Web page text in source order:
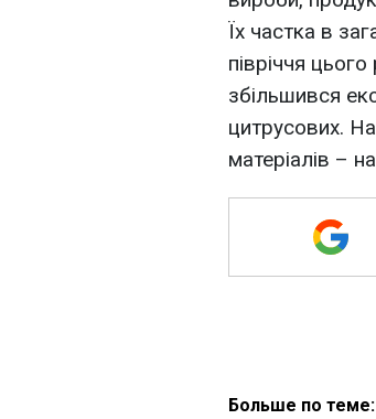
Їх частка в
півріччя
збільшився
цитрусових.
матеріалів –
Больше по теме: